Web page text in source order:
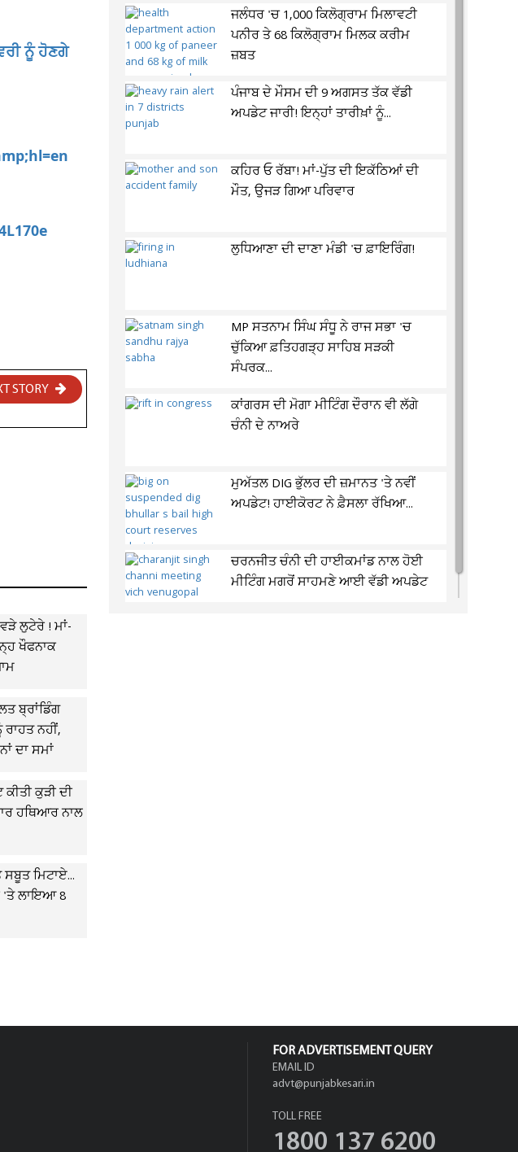
ਨੂੰ ਹੋਣਗੇ
STORY
ਲੁਟੇਰੇ ! ਮਾਂ-
ਖੌਫਨਾਕ
ਬ੍ਰਾਂਡਿੰਗ
ਨਹੀਂ,
ਦਾ ਸਮਾਂ
ਕੁੜੀ ਦੀ
ਹਥਿਆਰ ਨਾਲ
ਮਿਟਾਏ...
'ਤੇ ਲਾਇਆ 8
ਜਲੰਧਰ 'ਚ 1,000 ਕਿਲੋਗ੍ਰਾਮ ਮਿਲਾਵਟੀ
ਪਨੀਰ ਤੇ 68 ਕਿਲੋਗ੍ਰਾਮ ਮਿਲਕ ਕਰੀਮ
ਜ਼ਬਤ
ਪੰਜਾਬ ਦੇ ਮੌਸਮ ਦੀ 9 ਅਗਸਤ ਤੱਕ ਵੱਡੀ
ਅਪਡੇਟ ਜਾਰੀ! ਇਨ੍ਹਾਂ ਤਾਰੀਖ਼ਾਂ ਨੂੰ...
ਕਹਿਰ ਓ ਰੱਬਾ! ਮਾਂ-ਪੁੱਤ ਦੀ ਇਕੱਠਿਆਂ ਦੀ
ਮੌਤ, ਉਜੜ ਗਿਆ ਪਰਿਵਾਰ
ਲੁਧਿਆਣਾ ਦੀ ਦਾਣਾ ਮੰਡੀ 'ਚ ਫ਼ਾਇਰਿੰਗ!
MP ਸਤਨਾਮ ਸਿੰਘ ਸੰਧੂ ਨੇ ਰਾਜ ਸਭਾ 'ਚ
ਚੁੱਕਿਆ ਫ਼ਤਿਹਗੜ੍ਹ ਸਾਹਿਬ ਸੜਕੀ
ਸੰਪਰਕ...
ਕਾਂਗਰਸ ਦੀ ਮੋਗਾ ਮੀਟਿੰਗ ਦੌਰਾਨ ਵੀ ਲੱਗੇ
ਚੰਨੀ ਦੇ ਨਾਅਰੇ
ਮੁਅੱਤਲ DIG ਭੁੱਲਰ ਦੀ ਜ਼ਮਾਨਤ 'ਤੇ ਨਵੀਂ
ਅਪਡੇਟ! ਹਾਈਕੋਰਟ ਨੇ ਫ਼ੈਸਲਾ ਰੱਖਿਆ...
ਚਰਨਜੀਤ ਚੰਨੀ ਦੀ ਹਾਈਕਮਾਂਡ ਨਾਲ ਹੋਈ
ਮੀਟਿੰਗ ਮਗਰੋਂ ਸਾਹਮਣੇ ਆਈ ਵੱਡੀ ਅਪਡੇਟ
FOR ADVERTISEMENT QUERY
EMAIL ID
advt@punjabkesari.in
TOLL FREE
1800 137 6200